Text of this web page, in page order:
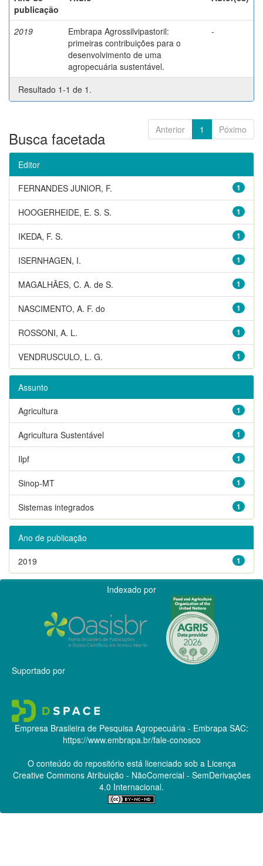
publicação
2019
Embrapa Agrossilvipastoril:
primeiras contribuições para o
desenvolvimento de uma
agropecuária sustentável.
-
Resultado 1-1 de 1.
Anterior 1 Póximo
Busca facetada
Editor
1
FERNANDES JUNIOR, F.
1
HOOGERHEIDE, E. S. S.
1
IKEDA, F. S.
1
ISERNHAGEN, I.
1
MAGALHÃES, C. A. de S.
1
NASCIMENTO, A. F. do
1
ROSSONI, A. L.
1
VENDRUSCULO, L. G.
Assunto
1
Agricultura
1
Agricultura Sustentável
1
Ilpf
1
Sinop-MT
1
Sistemas integrados
Ano de publicação
1
2019
Indexado por
Suportado por
Empresa Brasileira de Pesquisa Agropecuária - Embrapa SAC:
https://www.embrapa.br/fale-conosco
O conteúdo do repositório está licenciado sob a Licença
Creative CommonsAtribuição - NãoComercial - SemDerivações
4.0 Internacional.